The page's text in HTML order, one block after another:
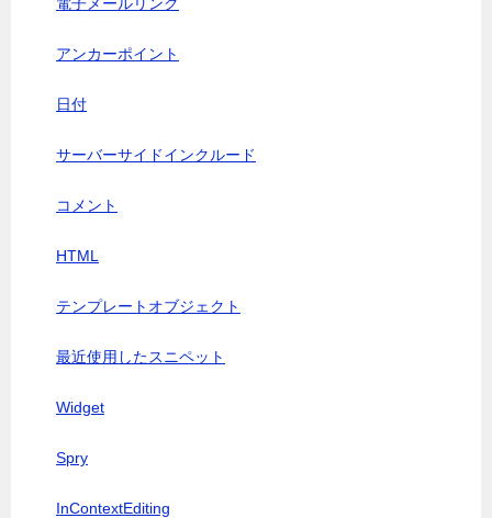
アンカーポイント
日付
サーバーサイドインクルード
コメント
HTML
テンプレートオブジェクト
最近使用したスニペット
Widget
Spry
InContextEditing